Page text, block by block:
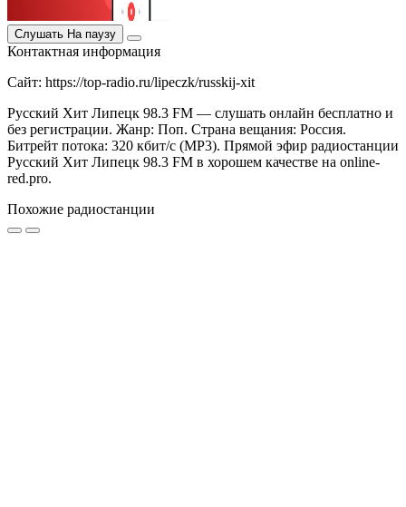
Слушать На паузу
Контактная информация
Сайт: https://top-radio.ru/lipeczk/russkij-xit
Русский Хит Липецк 98.3 FM — слушать онлайн бесплатно и
без регистрации. Жанр: Поп. Страна вещания: Россия.
Битрейт потока: 320 кбит/с (MP3). Прямой эфир радиостанции
Русский Хит Липецк 98.3 FM в хорошем качестве на online-
red.pro.
Похожие радиостанции